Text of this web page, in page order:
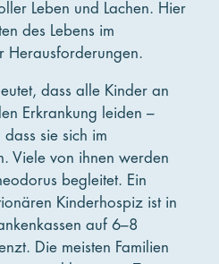
Leben und Lachen. Hier
des Lebens im
Herausforderungen.
dass alle Kinder an
Erkrankung leiden –
sie sich im
Viele von ihnen werden
begleitet. Ein
Kinderhospiz ist in
auf 6–8
Die meisten Familien